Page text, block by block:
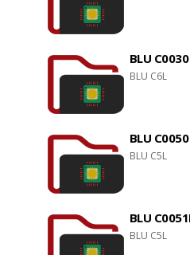
BLU C0030
BLU C6L
BLU C0050
BLU C5L
BLU
BLU C5L